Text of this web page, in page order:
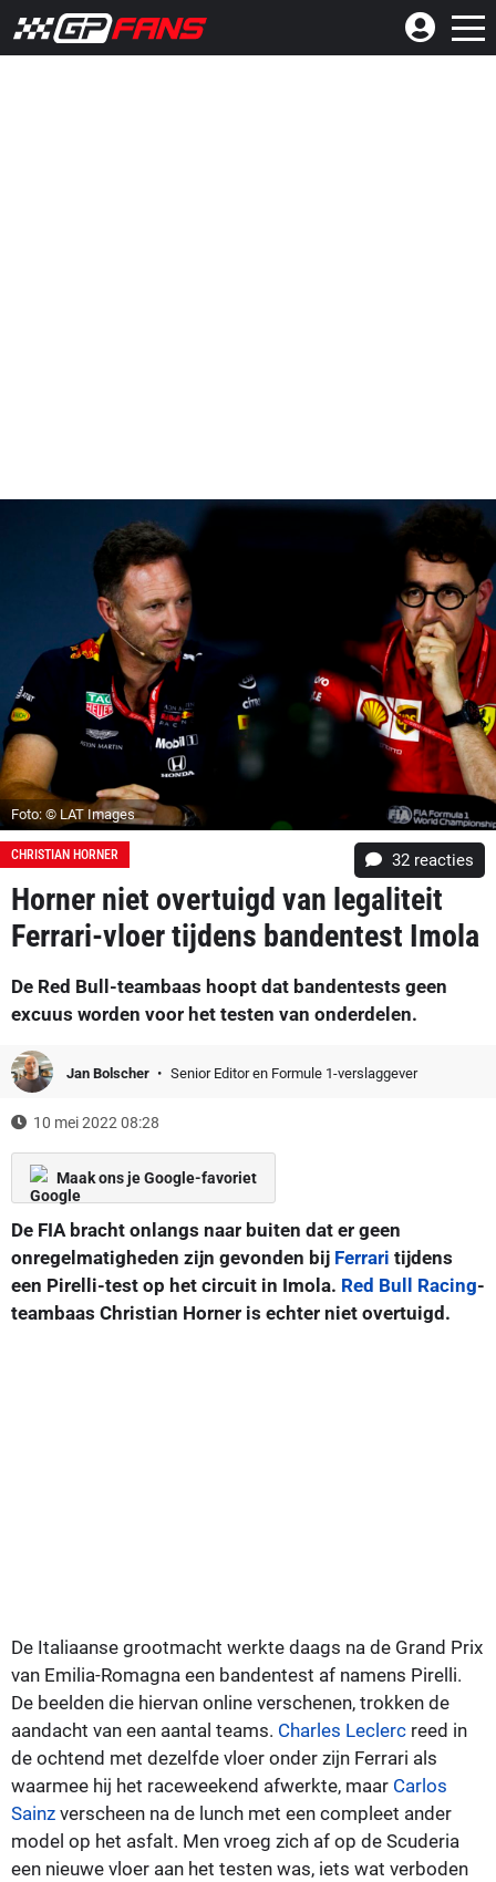
Foto: © LAT Images
CHRISTIAN HORNER 32 reacties
Horner niet overtuigd van legaliteit
Ferrari-vloer tijdens bandentest Imola
De Red Bull-teambaas hoopt dat bandentests geen
excuus worden voor het testen van onderdelen.
Jan Bolscher Senior Editor en Formule 1-verslaggever
10 mei 2022 08:28
Maak ons je Google-favoriet
De FIA bracht onlangs naar buiten dat er geen
onregelmatigheden zijn gevonden bij Ferrari tijdens
een Pirelli-test op het circuit in Imola. Red Bull Racing-
teambaas Christian Horner is echter niet overtuigd.
De Italiaanse grootmacht werkte daags na de Grand Prix
van Emilia-Romagna een bandentest af namens Pirelli.
De beelden die hiervan online verschenen, trokken de
aandacht van een aantal teams. Charles Leclerc reed in
de ochtend met dezelfde vloer onder zijn Ferrari als
waarmee hij het raceweekend afwerkte, maar Carlos
Sainz verscheen na de lunch met een compleet ander
model op het asfalt. Men vroeg zich af op de Scuderia
een nieuwe vloer aan het testen was, iets wat verboden